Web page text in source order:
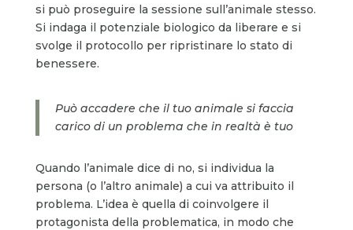
si può proseguire la sessione sull’animale stesso.
Si indaga il potenziale biologico da liberare e si
svolge il protocollo per ripristinare lo stato di
benessere.
Può accadere che il tuo animale si faccia
carico di un problema che in realtà è tuo
Quando l’animale dice di no, si individua la
persona (o l’altro animale) a cui va attribuito il
problema. L’idea è quella di coinvolgere il
protagonista della problematica, in modo che